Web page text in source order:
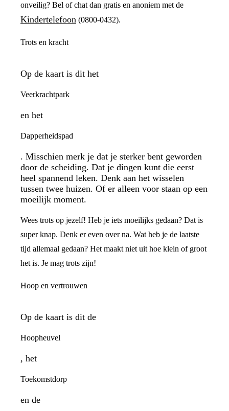
onveilig? Bel of chat dan gratis en anoniem met de
Kindertelefoon (0800-0432).
Trots en kracht
Op de kaart is dit het
Veerkrachtpark
en het
Dapperheidspad
. Misschien merk je dat je sterker bent geworden
door de scheiding. Dat je dingen kunt die eerst
heel spannend leken. Denk aan het wisselen
tussen twee huizen. Of er alleen voor staan op een
moeilijk moment.
Wees trots op jezelf! Heb je iets moeilijks gedaan? Dat is
super knap. Denk er even over na. Wat heb je de laatste
tijd allemaal gedaan? Het maakt niet uit hoe klein of groot
het is. Je mag trots zijn!
Hoop en vertrouwen
Op de kaart is dit de
Hoopheuvel
, het
Toekomstdorp
en de